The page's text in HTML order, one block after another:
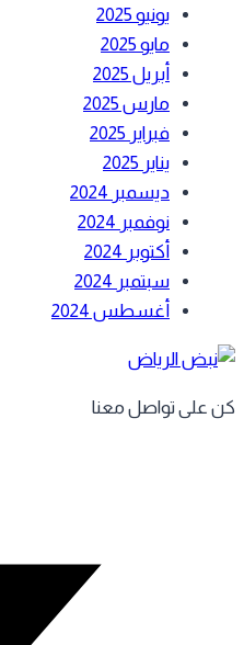
يونيو 2025
مايو 2025
أبريل 2025
مارس 2025
فبراير 2025
يناير 2025
ديسمبر 2024
نوفمبر 2024
أكتوبر 2024
سبتمبر 2024
أغسطس 2024
كن على تواصل معنا